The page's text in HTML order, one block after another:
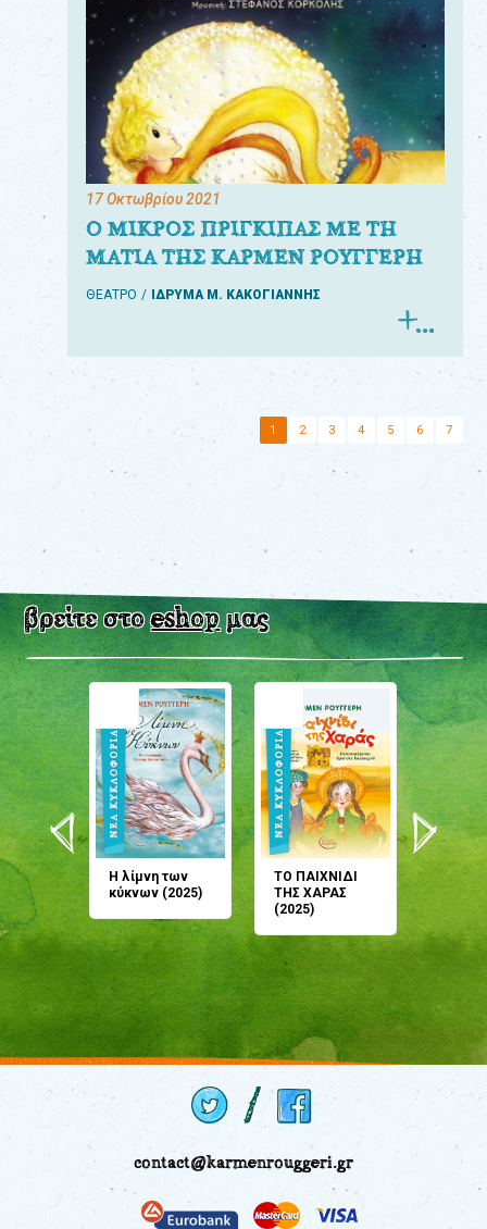
17 Οκτωβρίου 2021
Ο ΜΙΚΡΟΣ ΠΡΙΓΚΙΠΑΣ ΜΕ ΤΗ
ΜΑΤΙΑ ΤΗΣ ΚΑΡΜΕΝ ΡΟΥΓΓΕΡΗ
ΘΕΑΤΡΟ ΙΔΡΥΜΑ Μ. ΚΑΚΟΓΙΑΝΝΗΣ
1 2 3 4 5 6 7
βρείτε στοeshopμας
Η λίμνη των
κύκνων (2025)
ΤΟ ΠΑΙΧΝΙΔΙ
ΤΗΣ ΧΑΡΑΣ
(2025)
μου;
(2024)
contact@karmenrouggeri.gr